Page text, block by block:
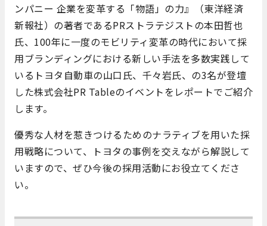
ンパニー 企業を変革する「物語」の力』（東洋経済
新報社）の著者であるPRストラテジストの本田哲也
氏、100年に一度のモビリティ変革の時代において採
用ブランディングにおける新しい手法を多数実践して
いるトヨタ自動車の山口氏、千々岩氏、の3名が登壇
した株式会社PR Tableのイベントをレポートでご紹介
します。
優秀な人材を惹きつけるためのナラティブを用いた採
用戦略について、トヨタの事例を交えながら解説して
いますので、ぜひ今後の採用活動にお役立てくださ
い。